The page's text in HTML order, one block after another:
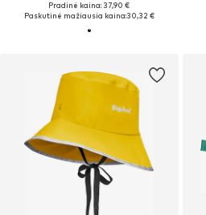
Pradinė kaina: 37,90 €
Paskutinė mažiausia kaina:30,32 €